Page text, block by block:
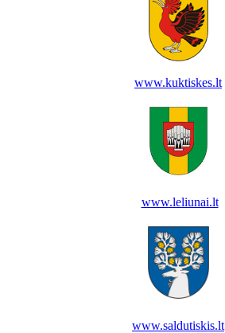
www.kuktiskes.lt
www.leliunai.lt
www.saldutiskis.lt